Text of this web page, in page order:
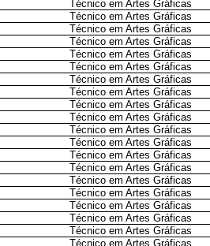
Técnico em Artes Gráficas
Técnico em Artes Gráficas
Técnico em Artes Gráficas
Técnico em Artes Gráficas
Técnico em Artes Gráficas
Técnico em Artes Gráficas
Técnico em Artes Gráficas
Técnico em Artes Gráficas
Técnico em Artes Gráficas
Técnico em Artes Gráficas
Técnico em Artes Gráficas
Técnico em Artes Gráficas
Técnico em Artes Gráficas
Técnico em Artes Gráficas
Técnico em Artes Gráficas
Técnico em Artes Gráficas
Técnico em Artes Gráficas
Técnico em Artes Gráficas
Técnico em Artes Gráficas
Técnico em Artes Gráficas